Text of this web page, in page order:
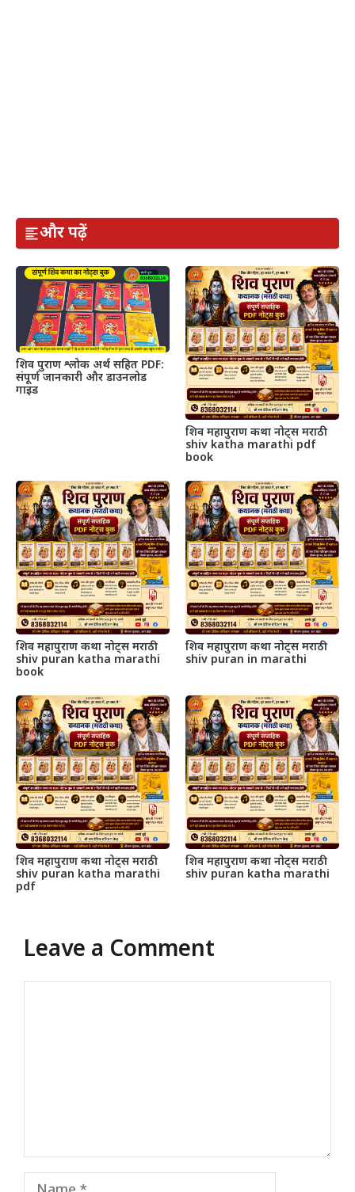
और पढ़ें
शिव पुराण श्लोक अर्थ सहित PDF:
संपूर्ण जानकारी और डाउनलोड
गाइड
शिव महापुराण कथा नोट्स मराठी
shiv katha marathi pdf
book
शिव महापुराण कथा नोट्स मराठी
shiv puran katha marathi
book
शिव महापुराण कथा नोट्स मराठी
shiv puran in marathi
शिव महापुराण कथा नोट्स मराठी
shiv puran katha marathi
pdf
शिव महापुराण कथा नोट्स मराठी
shiv puran katha marathi
Leave a Comment
Name